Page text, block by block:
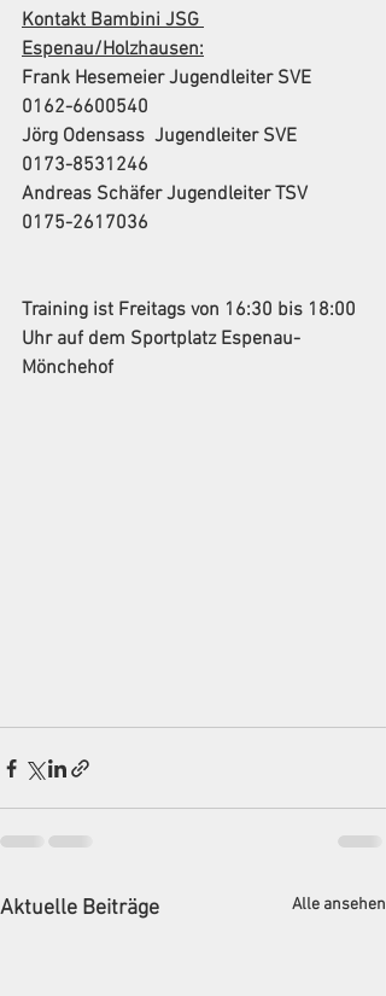
Kontakt Bambini JSG
Espenau/Holzhausen:
Frank Hesemeier Jugendleiter SVE
0162-6600540
Jörg Odensass  Jugendleiter SVE
0173-8531246
Andreas Schäfer Jugendleiter TSV
0175-2617036
Training ist Freitags von 16:30 bis 18:00
Uhr auf dem Sportplatz Espenau-
Mönchehof
Aktuelle Beiträge Alle ansehen